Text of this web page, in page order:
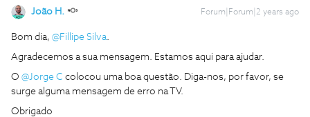
João H. Forum|Forum|2 years ago
Bom dia, @Fillipe Silva.
Agradecemos a sua mensagem. Estamos aqui para ajudar.
O @Jorge C colocou uma boa questão. Diga-nos, por favor, se
surge alguma mensagem de erro na TV.
Obrigado